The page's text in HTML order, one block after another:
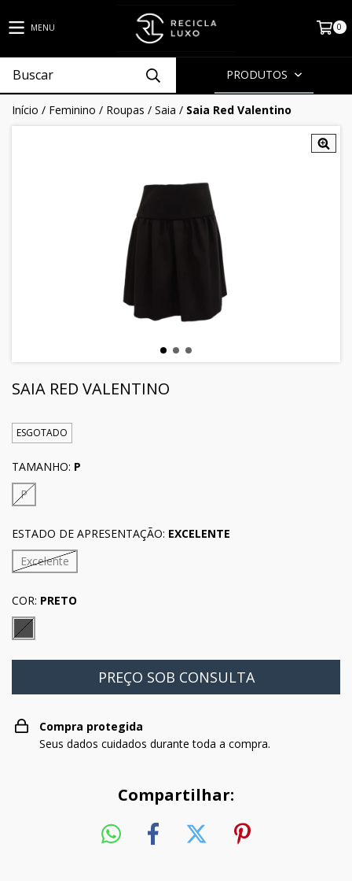
MENU 0
PRODUTOS
Início / Feminino / Roupas / Saia / Saia Red Valentino
SAIA RED VALENTINO
ESGOTADO
TAMANHO: P
P
ESTADO DE APRESENTAÇÃO: EXCELENTE
Excelente
COR: PRETO
Compra protegida
Seus dados cuidados durante toda a compra.
Compartilhar: